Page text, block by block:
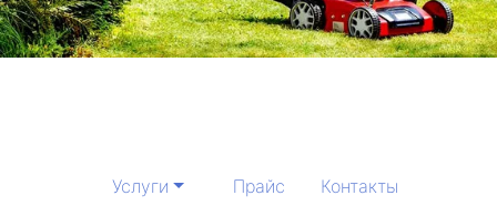
Услуги Прайс Контакты